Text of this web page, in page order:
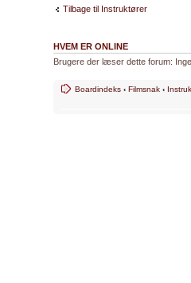
Tilbage til Instruktører
HVEM ER ONLINE
Brugere der læser dette forum:
Boardindeks ‹ Filmsnak ‹